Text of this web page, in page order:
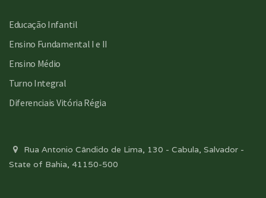
Educação Infantil
Ensino Fundamental I e II
Ensino Médio
Turno Integral
Diferenciais Vitória Régia
Rua Antonio Cândido de Lima, 130 - Cabula, Salvador -
State of Bahia, 41150-500